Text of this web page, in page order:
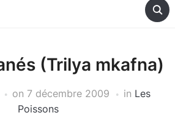
(Trilya mkafna)
on 7 décembre 2009 in Les
Poissons